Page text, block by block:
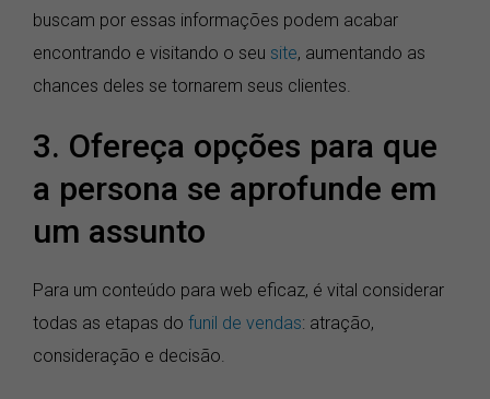
buscam por essas informações podem acabar
encontrando e visitando o seu site, aumentando as
chances deles se tornarem seus clientes.
3. Ofereça opções para que
a persona se aprofunde em
um assunto
Para um conteúdo para web eficaz, é vital considerar
todas as etapas do funil de vendas: atração,
consideração e decisão.